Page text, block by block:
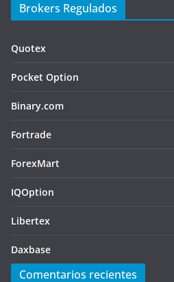
Brokers Regulados
Quotex
Pocket Option
Binary.com
Fortrade
ForexMart
IQOption
Libertex
Daxbase
Comentarios recientes